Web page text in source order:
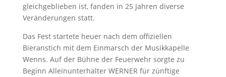
gleichgeblieben ist, fanden in 25 Jahren diverse
Veränderungen statt.
Das Fest startete heuer nach dem offiziellen
Bieranstich mit dem Einmarsch der Musikkapelle
Wenns. Auf der Bühne der Feuerwehr sorgte zu
Beginn Alleinunterhalter WERNER für zünftige